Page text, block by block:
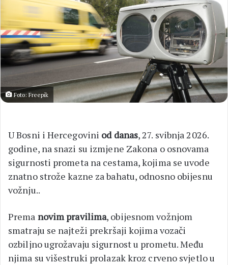
Foto: Freepik
U Bosni i Hercegovini od danas, 27. svibnja 2026.
godine, na snazi su izmjene Zakona o osnovama
sigurnosti prometa na cestama, kojima se uvode
znatno strože kazne za bahatu, odnosno obijesnu
vožnju..
Prema novim pravilima, obijesnom vožnjom
smatraju se najteži prekršaji kojima vozači
ozbiljno ugrožavaju sigurnost u prometu. Među
njima su višestruki prolazak kroz crveno svjetlo u